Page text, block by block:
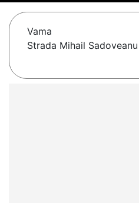
Vama
Strada Mihail Sadoveanu